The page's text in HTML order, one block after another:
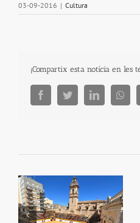
03-09-2016 | Cultura
¡Compartix esta notícia en les
FacebookTwitterLinkedIn